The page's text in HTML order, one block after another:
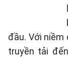
đầu. Với niềm
truyền tải